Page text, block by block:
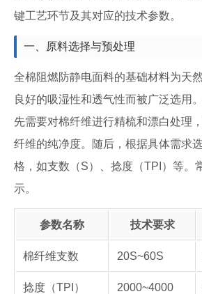
键工艺环节及其对应的技术参数。
一、原料选择与预处理
全棉阻燃防静电面料的基础材料为天
良好的吸湿性和透气性而被广泛选用
先需要对棉纤维进行精梳和漂白处理
纤维的纯净度。随后，根据具体需求
格，如支数（S）、捻度（TPI）等。
示。
参数名称 技术要求
棉纤维支数 20S~60S
捻度（TPI） 2000~4000